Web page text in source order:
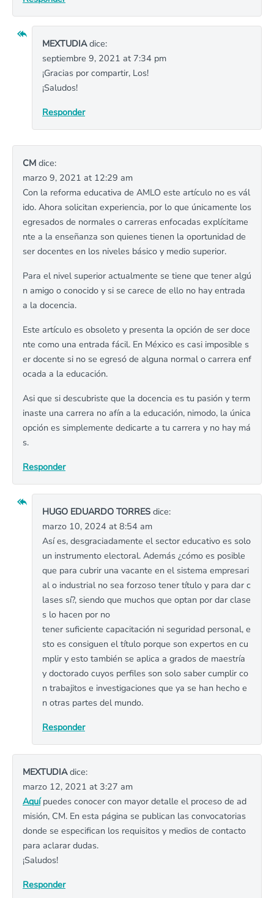
MEXTUDIAdice:
septiembre 9, 2021 at 7:34 pm
¡Gracias por compartir, Los!
¡Saludos!
Responder
CM dice:
marzo 9, 2021 at 12:29 am
Con la reforma educativa de AMLO este artículo no es vál
ido. Ahora solicitan experiencia, por lo que únicamente los
egresados de normales o carreras enfocadas explícitame
nte a la enseñanza son quienes tienen la oportunidad de
ser docentes en los niveles básico y medio superior.
Para el nivel superior actualmente se tiene que tener algú
n amigo o conocido y si se carece de ello no hay entrada
a la docencia.
Este artículo es obsoleto y presenta la opción de ser doce
nte como una entrada fácil. En México es casi imposible s
er docente si no se egresó de alguna normal o carrera enf
ocada a la educación.
Asi que si descubriste que la docencia es tu pasión y term
inaste una carrera no afín a la educación, nimodo, la única
opción es simplemente dedicarte a tu carrera y no hay má
s.
Responder
HUGO EDUARDO TORRES dice:
marzo 10, 2024 at 8:54 am
Así es, desgraciadamente el sector educativo es solo
un instrumento electoral. Además ¿cómo es posible
que para cubrir una vacante en el sistema empresari
al o industrial no sea forzoso tener título y para dar c
lases sí?, siendo que muchos que optan por dar clase
s lo hacen por no
tener suficiente capacitación ni seguridad personal, e
sto es consiguen el título porque son expertos en cu
mplir y esto también se aplica a grados de maestría
y doctorado cuyos perfiles son solo saber cumplir co
n trabajitos e investigaciones que ya se han hecho e
n otras partes del mundo.
Responder
MEXTUDIAdice:
marzo 12, 2021 at 3:27 am
Aquípuedes conocer con mayor detalle el proceso de ad
misión, CM. En esta página se publican las convocatorias
donde se especifican los requisitos y medios de contacto
para aclarar dudas.
¡Saludos!
Responder